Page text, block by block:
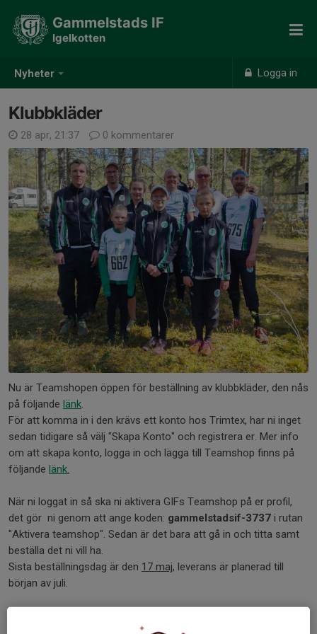
Nyheter Logga in
Gammelstads IF
Igelkotten
Klubbkläder
28 apr, 21:37 0 kommentarer
Nu är Teamshopen öppen för beställning av klubbkläder, den nås
på följande länk.
För att komma in i den krävs ett konto hos Trimtex, har ni inget
sedan tidigare så välj "Skapa Konto" och registrera er. Mer info
om att skapa konto, logga in och lägga till Teamshop finns på
följande länk.
När ni loggat in så ska ni aktivera GIFs Teamshop på er profil,
det gör ni genom att ange koden: gammelstadsif-3737 i rutan
"Aktivera teamshop". Sedan är det bara att gå in och titta samt
beställa det ni vill ha.
Sista beställningsdag är den 17 maj, leverans är planerad till
början av juli.